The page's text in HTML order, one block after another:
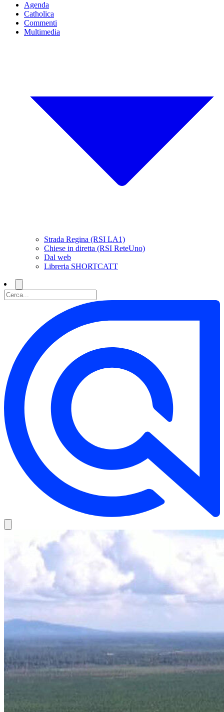
Agenda
Catholica
Commenti
Multimedia
Strada Regina (RSI LA1)
Chiese in diretta (RSI ReteUno)
Dal web
Libreria SHORTCATT